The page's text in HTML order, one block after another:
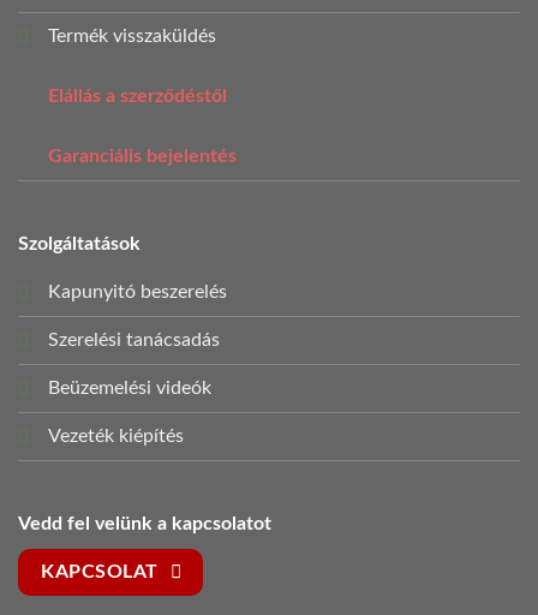
Termék visszaküldés
Elállás a szerződéstől
Garanciális bejelentés
Szolgáltatások
Kapunyitó beszerelés
Szerelési tanácsadás
Beüzemelési videók
Vezeték kiépítés
Vedd fel velünk a kapcsolatot
KAPCSOLAT